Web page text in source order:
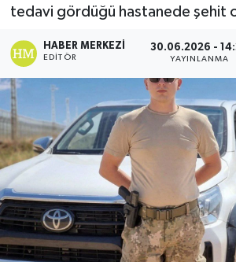
tedavi gördüğü hastanede şehit
HABER MERKEZI
EDITÖR
30.06.2026 -
YAYINLANMA
Eğitim
Ekonomi
Eleman
Emlak
Gündem
Gurme
Haber
Haber Arşivi